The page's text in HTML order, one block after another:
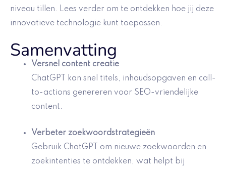
niveau tillen. Lees verder om te ontdekken hoe jij deze
innovatieve technologie kunt toepassen.
Samenvatting
Versnel content creatie
ChatGPT kan snel titels, inhoudsopgaven en call-
to-actions genereren voor SEO-vriendelijke
content.
Verbeter zoekwoordstrategieën
Gebruik ChatGPT om nieuwe zoekwoorden en
zoekintenties te ontdekken, wat helpt bij